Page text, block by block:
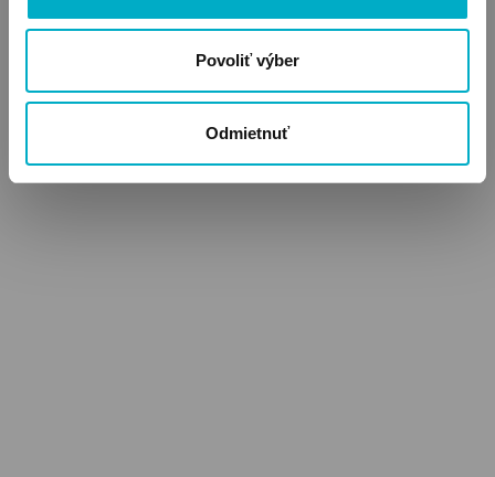
Povoliť výber
Odmietnuť
Dojčenské a deské
oblečenie z organickej